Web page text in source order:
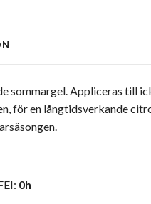
sommargel. Appliceras till
för en långtidsverkande
0h